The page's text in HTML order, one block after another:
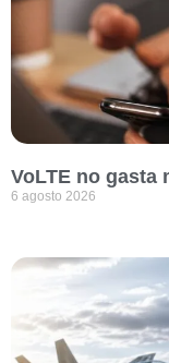
VoLTE no gasta
6 agosto 2026